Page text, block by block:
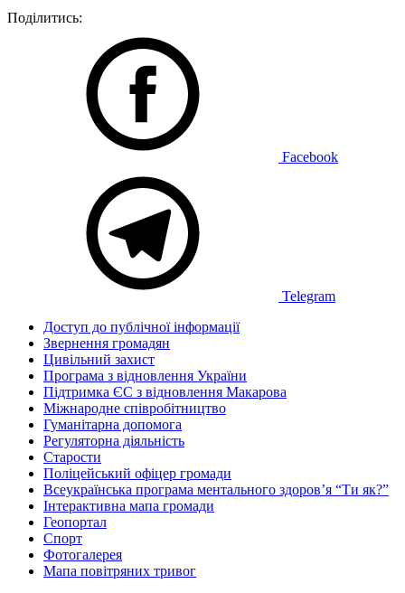
Поділитись:
Facebook
Telegram
Доступ до публічної інформації
Звернення громадян
Цивільний захист
Програма з відновлення України
Підтримка ЄС з відновлення Макарова
Міжнародне співробітництво
Гуманітарна допомога
Регуляторна діяльність
Старости
Поліцейський офіцер громади
Всеукраїнська програма ментального здоров’я “Ти як?”
Інтерактивна мапа громади
Геопортал
Спорт
Фотогалерея
Мапа повітряних тривог